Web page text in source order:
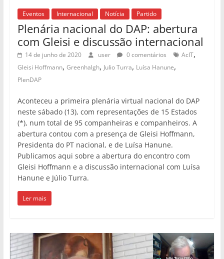
Eventos Internacional Notícia Partido
Plenária nacional do DAP: abertura
com Gleisi e discussão internacional
14 de junho de 2020 user 0 comentários AcIT,
Gleisi Hoffmann, Greenhalgh, Julio Turra, Luísa Hanune,
PlenDAP
Aconteceu a primeira plenária virtual nacional do DAP
neste sábado (13), com representações de 15 Estados
(*), num total de 95 companheiras e companheiros. A
abertura contou com a presença de Gleisi Hoffmann,
Presidenta do PT nacional, e de Luísa Hanune.
Publicamos aqui sobre a abertura do encontro com
Gleisi Hoffmann e a discussão internacional com Luísa
Hanune e Júlio Turra.
Ler mais